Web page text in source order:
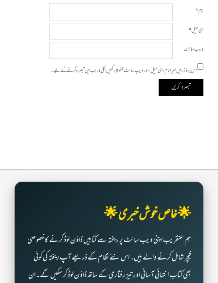
نام*
ای میل*
ویب‌ سائٹ
اس براؤزر میں میرا نام، ای میل، اور ویب سائٹ محفوظ رکھیں اگلی بار جب میں تبصرہ کرنے کےلیے۔
🌟 خاص خوش خبری 🌟
ہم عنقریب اپنی ویب سائٹ پر ریختہ سے کتابیں ڈاؤن لوڈ کرنے کا خصوصی
فیچر شامل کرنے والے ہیں۔ اس نئے نظام کے ذریعے آپ ریختہ کی کوئی
بھی کتاب انتہائی آسانی اور تیز رفتاری کے ساتھ ڈاؤن لوڈ کر سکیں گے۔ ان